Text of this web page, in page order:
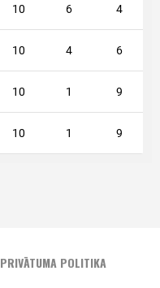
PRIVĀTUMA POLITIKA